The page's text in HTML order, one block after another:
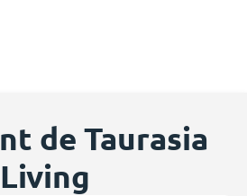
de Taurasia
Living